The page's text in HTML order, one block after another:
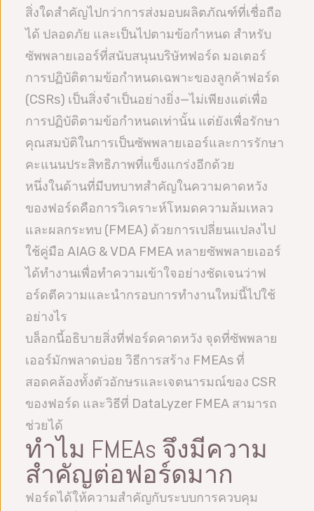
สิ่งใดสำคัญไปกว่าการส่งมอบผลิตภัณฑ์ที่เชื่อถือ
ได้ ปลอดภัย และเป็นไปตามข้อกำหนด สำหรับ
ซัพพลายเออร์ที่สนับสนุนบริษัทฟอร์ด มอเตอร์
การปฏิบัติตามข้อกำหนดเฉพาะของลูกค้าฟอร์ด
(CSRs) เป็นสิ่งจำเป็นอย่างยิ่ง—ไม่เพียงแต่เพื่อ
การปฏิบัติตามข้อกำหนดเท่านั้น แต่ยังเพื่อรักษา
คุณสมบัติในการเป็นซัพพลายเออร์และการรักษา
คะแนนประสิทธิภาพที่แข็งแกร่งอีกด้วย
หนึ่งในด้านที่มีบทบาทสำคัญในความคาดหวัง
ของฟอร์ดคือการวิเคราะห์โหมดความล้มเหลว
และผลกระทบ (FMEA) ด้วยการเปลี่ยนแปลงไป
ใช้คู่มือ AIAG & VDA FMEA หลายซัพพลายเออร์
ได้ทำงานเพื่อทำความเข้าใจอย่างชัดเจนว่าฟ
อร์ดตีความและนำกรอบการทำงานใหม่นี้ไปใช้
อย่างไร
บล็อกนี้อธิบายสิ่งที่ฟอร์ดคาดหวัง จุดที่ซัพพลาย
เออร์มักพลาดบ่อย วิธีการสร้าง FMEAs ที่
สอดคล้องทั้งตัวอักษรและเจตนารมณ์ของ CSR
ของฟอร์ด และวิธีที่ DataLyzer FMEA สามารถ
ช่วยได้
ทำไม FMEAs จึงมีความ
สำคัญต่อฟอร์ดมาก
ฟอร์ดได้ให้ความสำคัญกับระบบการควบคุม